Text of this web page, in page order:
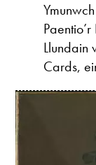
Llundain
Cards,